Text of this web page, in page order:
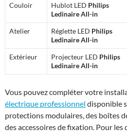
Couloir Hublot LED Philips
Ledinaire All-in
Atelier Réglette LED Philips
Ledinaire All-in
Extérieur Projecteur LED Philips
Ledinaire All-in
Vous pouvez compléter votre
électrique professionnel disponible
protections modulaires, des boîtes
des accessoires de fixation. Pour